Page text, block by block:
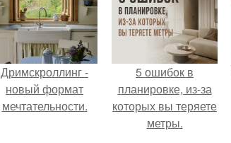
Дримскроллинг -
новый формат
мечтательности.
5 ошибок в
планировке, из-за
которых вы теряете
метры.